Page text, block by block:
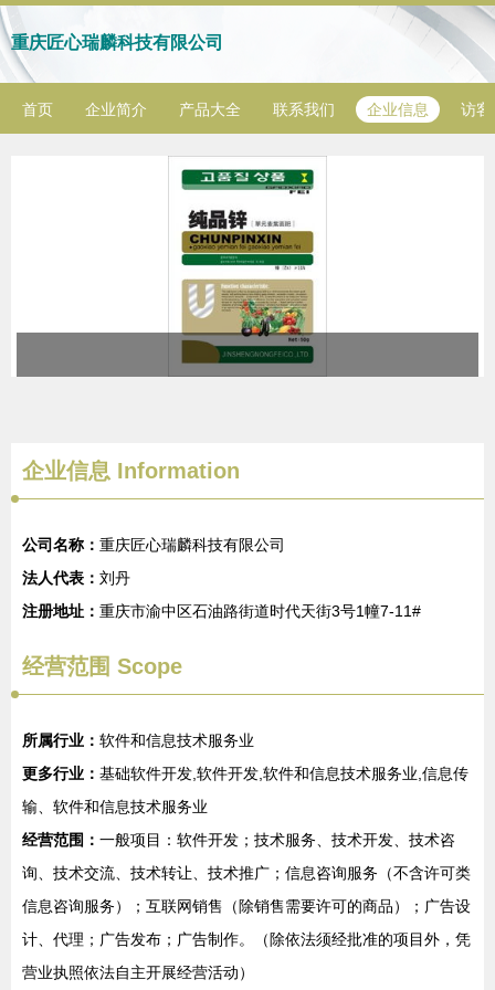
重庆匠心瑞麟科技有限公司
首页 企业简介 产品大全 联系我们 企业信息 访客
企业信息 Information
公司名称： 重庆匠心瑞麟科技有限公司
法人代表： 刘丹
注册地址： 重庆市渝中区石油路街道时代天街3号1幢7-11#
经营范围 Scope
所属行业： 软件和信息技术服务业
更多行业： 基础软件开发,软件开发,软件和信息技术服务业,信息传
输、软件和信息技术服务业
经营范围： 一般项目：软件开发；技术服务、技术开发、技术咨
询、技术交流、技术转让、技术推广；信息咨询服务（不含许可类
信息咨询服务）；互联网销售（除销售需要许可的商品）；广告设
计、代理；广告发布；广告制作。（除依法须经批准的项目外，凭
营业执照依法自主开展经营活动）